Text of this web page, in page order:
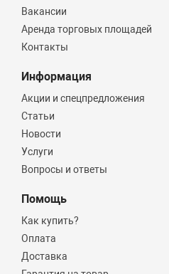
Вакансии
Аренда торговых площадей
Контакты
Информация
Акции и спецпредложения
Статьи
Новости
Услуги
Вопросы и ответы
Помощь
Как купить?
Оплата
Доставка